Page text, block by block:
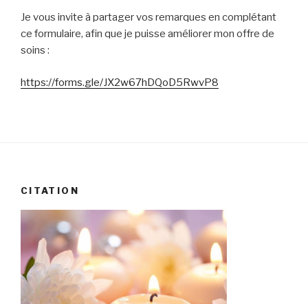
Je vous invite à partager vos remarques en complétant
ce formulaire, afin que je puisse améliorer mon offre de
soins :
https://forms.gle/JX2w67hDQoD5RwvP8
CITATION